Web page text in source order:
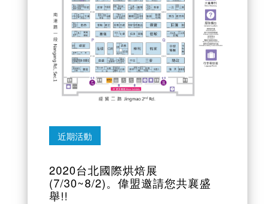
近期活動
2020台北國際烘焙展
(7/30~8/2)。偉盟邀請您共襄盛
舉!!